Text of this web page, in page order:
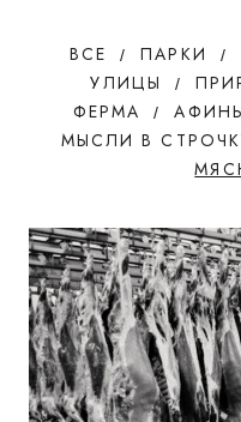
ВСЕ ПАРКИ
УЛИЦЫ
ФЕРМА
МЫСЛИ В